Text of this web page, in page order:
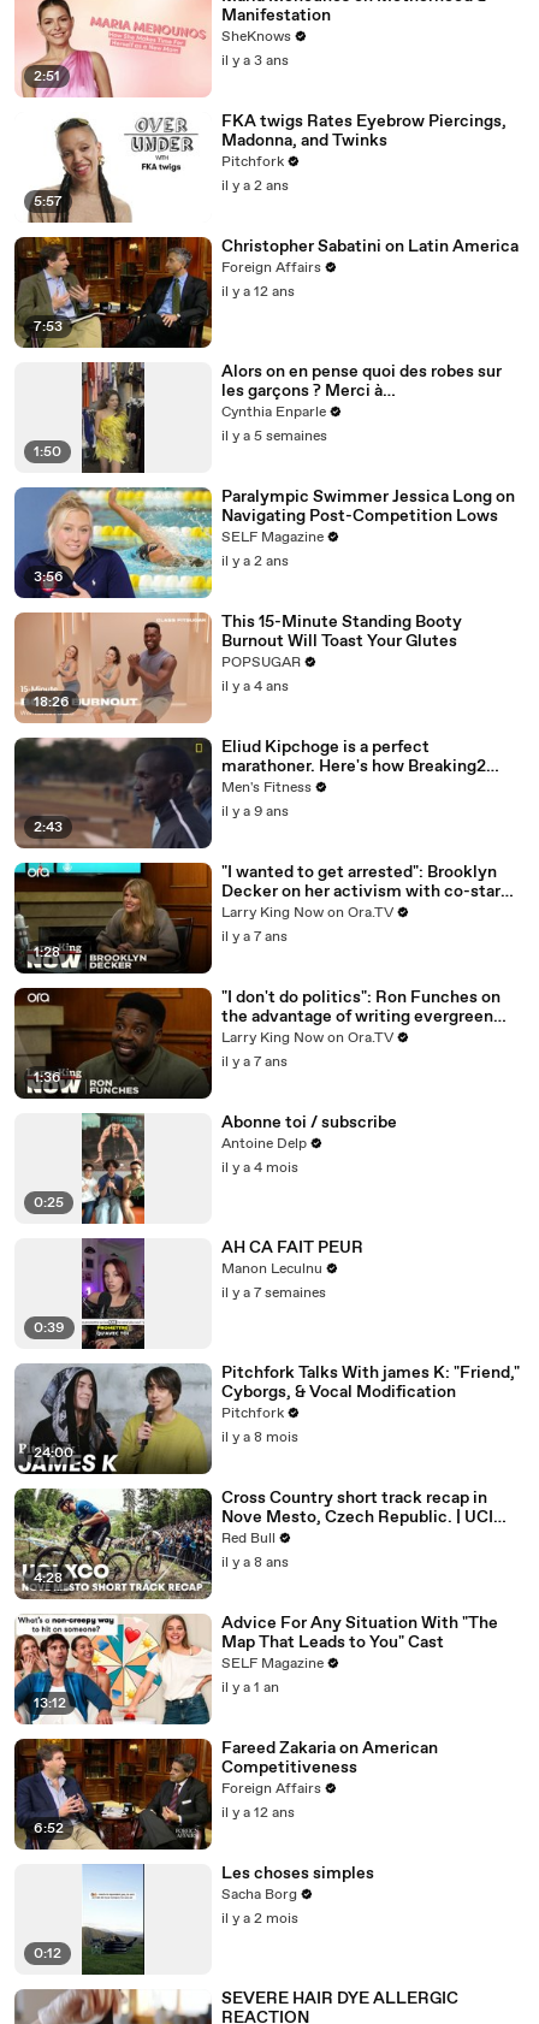
2:51
Manifestation
SheKnows
il y a 3 ans
5:57
FKA twigs Rates Eyebrow Piercings,
Madonna, and Twinks
Pitchfork
il y a 2 ans
7:53
Christopher Sabatini on Latin America
Foreign Affairs
il y a 12 ans
1:50
Alors on en pense quoi des robes sur
les garçons ? Merci à
@studio_paillette prêt*
Cynthia Enparle
il y a 5 semaines
3:56
Paralympic Swimmer Jessica Long on
Navigating Post-Competition Lows
SELF Magazine
il y a 2 ans
18:26
This 15-Minute Standing Booty
Burnout Will Toast Your Glutes
POPSUGAR
il y a 4 ans
2:43
Eliud Kipchoge is a perfect
marathoner. Here's how Breaking2
scientists made him faster.
Men's Fitness
il y a 9 ans
1:28
"I wanted to get arrested": Brooklyn
Decker on her activism with co-star
Jane Fonda
Larry King Now on Ora.TV
il y a 7 ans
1:36
"I don't do politics": Ron Funches on
the advantage of writing evergreen
jokes
Larry King Now on Ora.TV
il y a 7 ans
0:25
Abonne toi / subscribe
Antoine Delp
il y a 4 mois
0:39
AH CA FAIT PEUR
Manon Leculnu
il y a 7 semaines
24:00
Pitchfork Talks With james K: "Friend,"
Cyborgs, & Vocal Modification
Pitchfork
il y a 8 mois
4:28
Cross Country short track recap in
Nove Mesto, Czech Republic. | UCI
MTB 2018
Red Bull
il y a 8 ans
13:12
Advice For Any Situation With "The
Map That Leads to You" Cast
SELF Magazine
il y a 1 an
6:52
Fareed Zakaria on American
Competitiveness
Foreign Affairs
il y a 12 ans
0:12
Les choses simples
Sacha Borg
il y a 2 mois
SEVERE HAIR DYE ALLERGIC
REACTION